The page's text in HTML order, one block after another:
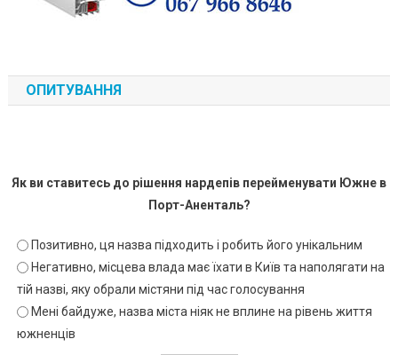
ОПИТУВАННЯ
Як ви ставитесь до рішення нардепів перейменувати Южне в
Порт-Аненталь?
Позитивно, ця назва підходить і робить його унікальним
Негативно, місцева влада має їхати в Київ та наполягати на
тій назві, яку обрали містяни під час голосування
Мені байдуже, назва міста ніяк не вплине на рівень життя
южненців